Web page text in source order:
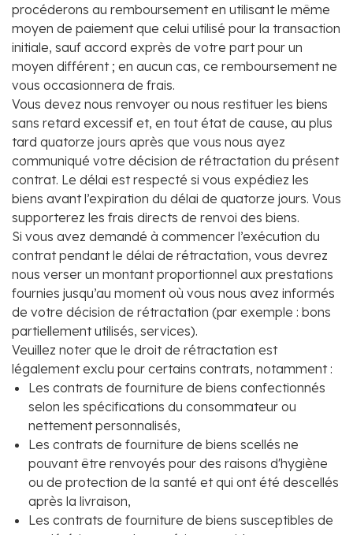
procéderons au remboursement en utilisant le même
moyen de paiement que celui utilisé pour la transaction
initiale, sauf accord exprès de votre part pour un
moyen différent ; en aucun cas, ce remboursement ne
vous occasionnera de frais.
Vous devez nous renvoyer ou nous restituer les biens
sans retard excessif et, en tout état de cause, au plus
tard quatorze jours après que vous nous ayez
communiqué votre décision de rétractation du présent
contrat. Le délai est respecté si vous expédiez les
biens avant l’expiration du délai de quatorze jours. Vous
supporterez les frais directs de renvoi des biens.
Si vous avez demandé à commencer l’exécution du
contrat pendant le délai de rétractation, vous devrez
nous verser un montant proportionnel aux prestations
fournies jusqu’au moment où vous nous avez informés
de votre décision de rétractation (par exemple : bons
partiellement utilisés, services).
Veuillez noter que le droit de rétractation est
légalement exclu pour certains contrats, notamment :
Les contrats de fourniture de biens confectionnés
selon les spécifications du consommateur ou
nettement personnalisés,
Les contrats de fourniture de biens scellés ne
pouvant être renvoyés pour des raisons d'hygiène
ou de protection de la santé et qui ont été descellés
après la livraison,
Les contrats de fourniture de biens susceptibles de